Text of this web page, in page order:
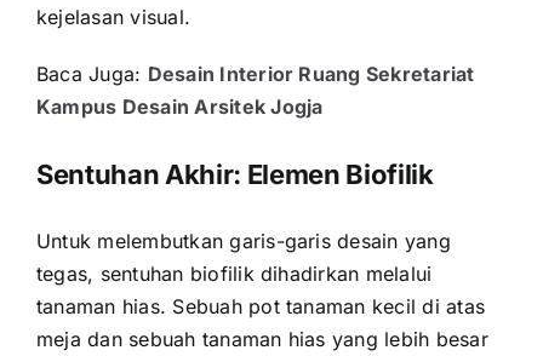
kejelasan visual.
Baca Juga: Desain Interior Ruang Sekretariat
Kampus Desain Arsitek Jogja
Sentuhan Akhir: Elemen Biofilik
Untuk melembutkan garis-garis desain yang
tegas, sentuhan biofilik dihadirkan melalui
tanaman hias. Sebuah pot tanaman kecil di atas
meja dan sebuah tanaman hias yang lebih besar